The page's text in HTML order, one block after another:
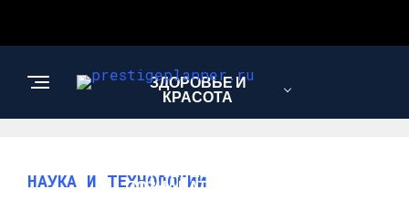
ЗДОРОВЬЕ И
КРАСОТА
ИНТЕРЕСНОЕ И
ПОЗНАВАТЕЛЬНОЕ
НАУКА И ТЕХНОЛОГИИ